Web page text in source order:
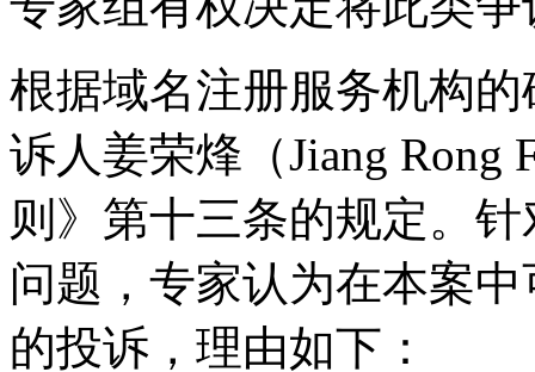
根据域名注册服务机构
诉人姜荣烽（Jiang Rong
则》第十三条的规定。
问题，专家认为在本案
的投诉，理由如下：